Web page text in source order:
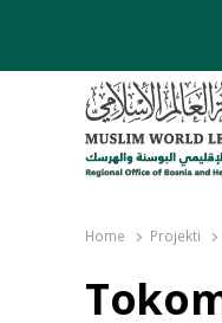
Home Projekti